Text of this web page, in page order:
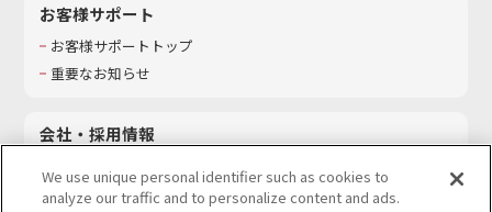
お客様サポート
お客様サポートトップ
重要なお知らせ
会社・採用情報
採用情報
We use unique personal identifier such as cookies to
analyze our traffic and to personalize content and ads.